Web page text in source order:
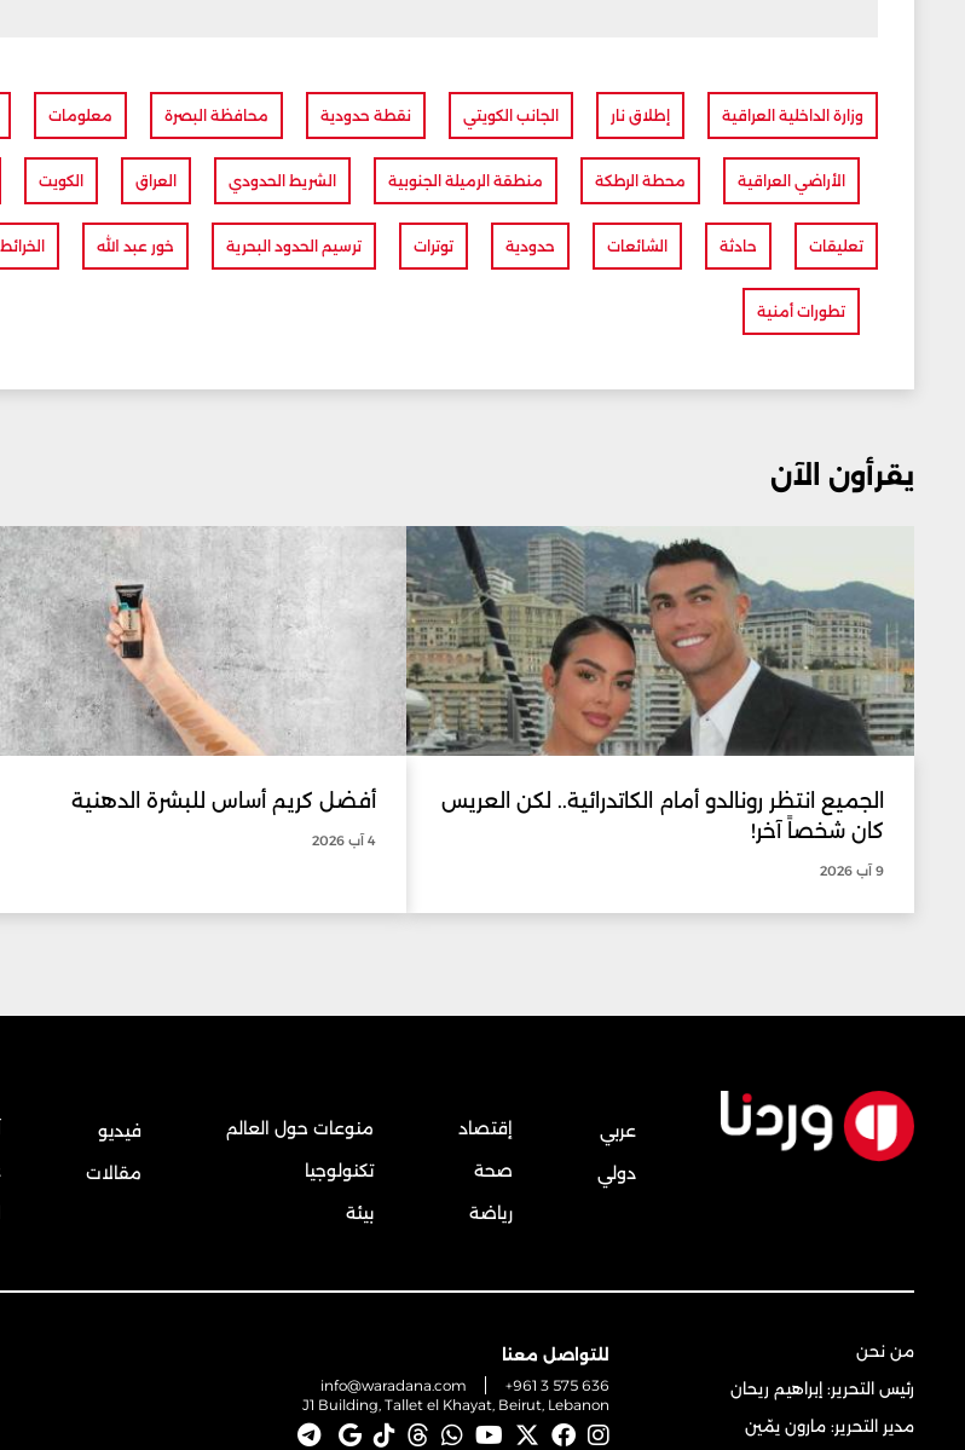
وزارة الداخلية العراقية إطلاق نار الجانب الكويتي نقطة حدودية محافظة البصرة معلومات
الأراضي العراقية محطة الرطكة منطقة الرميلة الجنوبية الشريط الحدودي العراق الكويت
تعليقات حادثة الشائعات حدودية توترات ترسيم الحدود البحرية خور عبد الله الخرائط
تطورات أمنية
يقرأون الآن
الجميع انتظر رونالدو أمام الكاتدرائية.. لكن العريس
كان شخصاً آخر!
9 آب 2026
أفضل كريم أساس للبشرة الدهنية
4 آب 2026
عربي
دولي
إقتصاد
صحة
رياضة
منوعات حول العالم
تكنولوجيا
بيئة
فيديو
مقالات
من نحن
رئيس التحرير: إبراهيم ريحان
مدير التحرير: مارون يمّين
للتواصل معنا
info@waradana.com
+961 3 575 636
J1 Building, Tallet el Khayat, Beirut, Lebanon